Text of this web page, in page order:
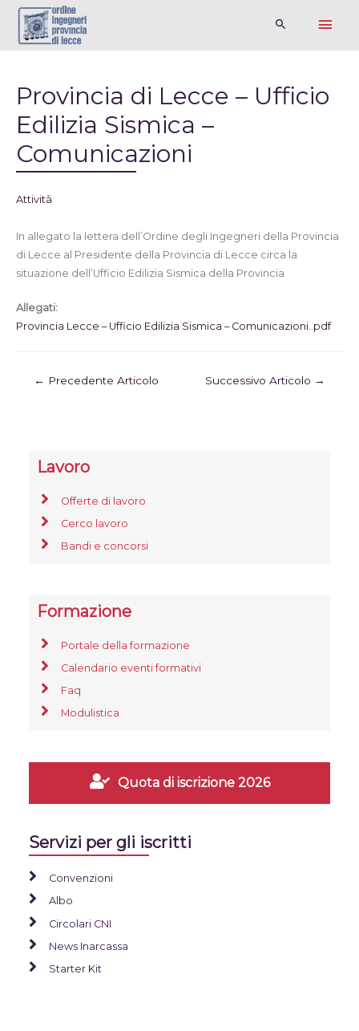
Provincia di Lecce – Ufficio
Edilizia Sismica –
Comunicazioni
Attività
In allegato la lettera dell’Ordine degli Ingegneri della Provincia
di Lecce al Presidente della Provincia di Lecce circa la
situazione dell’Ufficio Edilizia Sismica della Provincia
Allegati:
Provincia Lecce – Ufficio Edilizia Sismica – Comunicazioni..pdf
← Precedente Articolo Successivo Articolo →
Lavoro
Offerte di lavoro
Cerco lavoro
Bandi e concorsi
Formazione
Portale della formazione
Calendario eventi formativi
Faq
Modulistica
Quota di iscrizione 2026
Servizi per gli iscritti
Convenzioni
Albo
Circolari CNI
News Inarcassa
Starter Kit